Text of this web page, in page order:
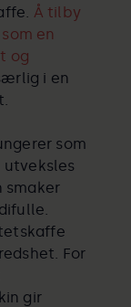
Å tilby
en
og
i en
som
smaker
For
gir